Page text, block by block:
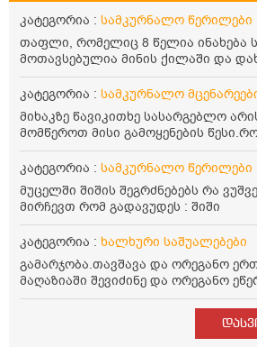
კატეგორია : სამკურნალო წერილები
თაფლი, რომელიც 8 წელია ინახება
მოთავსებულია მინის ქილაში და
პლასტმასის სახურავით. ექნება თუ
სასარგებლო თვისებები და
მირთმევა? გმადლობთ.
კატეგორია : სამკურნალო
მიხაკზე წავიკითხე სასარგებლო
მომწეროთ მისი გამოყენების
მიხაკის ჩაი. ასევე მაინტერესებს
ოდნავ დაბალი და წავიკითხე
კატეგორია : სამკურნალო წერილები
მუცელში შიშის შეგრძნებებს რა
მირჩევთ რომ გადავუდეს : შიში
კატეგორია : ხალხური საშუალებები
გამარჯობა.თავშავა და ორეგანო
მაღაზიაში შევიძინე და ორეგანო
დალევის წესი
წავიკითხე რომ: 1 ჭიქა თბილ
კოვზი დაქუცმაცებული და გამხმარი